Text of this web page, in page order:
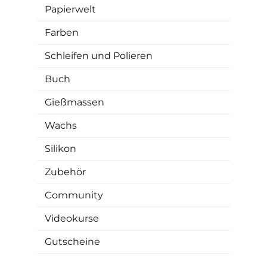
Papierwelt
Farben
Schleifen und Polieren
Buch
Gießmassen
Wachs
Silikon
Zubehör
Community
Videokurse
Gutscheine